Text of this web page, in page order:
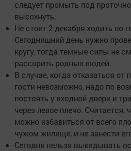
следует промыть под
высохнуть.
Не стоит 2 декабря ходить по
Сегодняшний день нужно
кругу, тогда темные силы не
рассорить родных людей.
В случае, когда отказаться от
гости невозможно, надо по
постоять у входной двери и
через левое плечо. Считается,
можно избавиться от всего
чужом жилище, и не занести
Сегодня нельзя выкидывать